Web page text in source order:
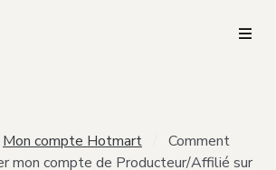
Mon compte Hotmart
Comment
mon compte de Producteur/Affilié sur